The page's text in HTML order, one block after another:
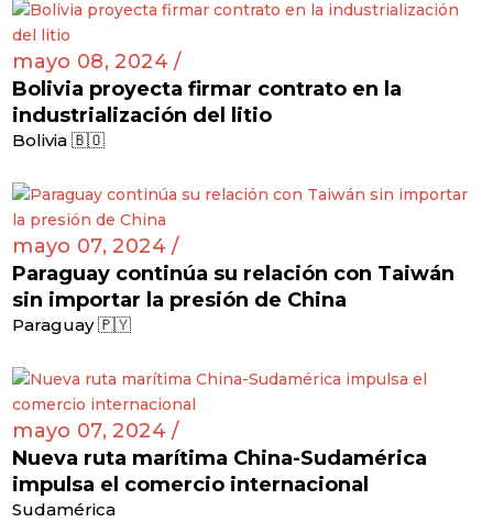
mayo 08, 2024 /
Bolivia proyecta firmar contrato en la
industrialización del litio
Bolivia 🇧🇴
mayo 07, 2024 /
Paraguay continúa su relación con Taiwán
sin importar la presión de China
Paraguay 🇵🇾
mayo 07, 2024 /
Nueva ruta marítima China-Sudamérica
impulsa el comercio internacional
Sudamérica